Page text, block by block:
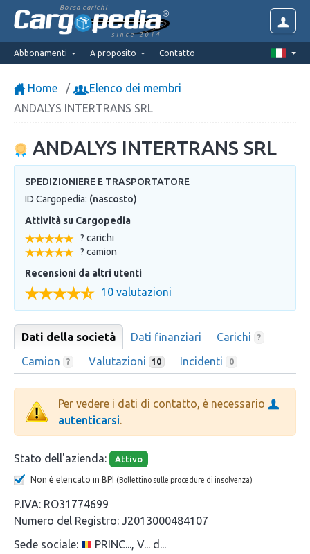
Borsa carichi
since 2014
Abbonamenti A proposito Contatto
Home
Elenco dei membri
ANDALYS INTERTRANS SRL
ANDALYS INTERTRANS SRL
SPEDIZIONIERE E TRASPORTATORE
ID Cargopedia: (nascosto)
Attività su Cargopedia
? carichi
? camion
Recensioni da altri utenti
10 valutazioni
Dati della società Dati finanziari Carichi ?
Camion ? Valutazioni 10 Incidenti 0
Per vedere i dati di contatto, è necessario
autenticarsi
Stato dell'azienda: Attivo
Non è elencato in BPI (Bollettino sulle procedure di insolvenza)
P.IVA: RO31774699
Numero del Registro: J2013000484107
Sede sociale:
PRINC..., V... d...